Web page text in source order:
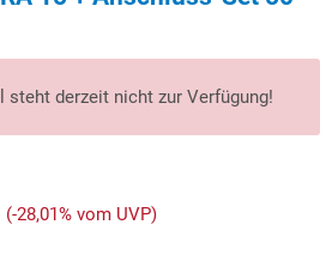
steht derzeit nicht zur Verfügung!
(-28,01% vom UVP)